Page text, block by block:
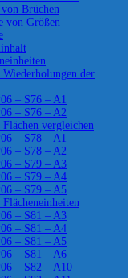
Brüchen
von Größen
der
– S76 – A1
– S76 – A2
vergleichen
– S78 – A1
– S78 – A2
– S79 – A3
– S79 – A4
– S79 – A5
– S81 – A3
– S81 – A4
– S81 – A5
– S81 – A6
– S82 – A10